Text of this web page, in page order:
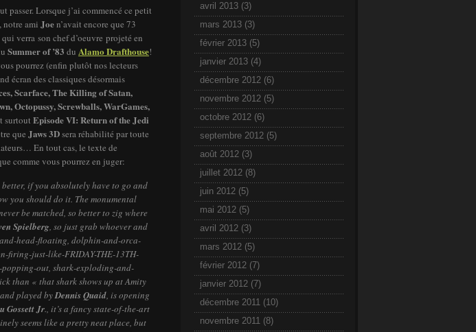
passer. Lorsque j’ai commencé ce petit
, notre ami Joen’avait encore que 73
verra son chef d’oeuvre projeté en
Summer of ’83 du Alamo Drafthouse!
pourrez (enfin plutôt nos lecteurs
écran des classiques désormais
,Scarface,The Killing of Satan,
,Octopussy,Screwballs,WarGames,
surtout Episode VI: Return of the Jedi
que Jaws 3Dsera réhabilité par toute
En tout cas, le texte de
comme vous pourrez en juger:
if you absolutely have to go and
you should do it. The monumental
be matched, so better to zig where
Spielberg, so just grab whoever and
head-floating, dolphin-and-orca-
firing-just-like-FRIDAY-THE-13TH-
popping-out, shark-exploding-and-
than « that shark shows up at Amity
played byDennis Quaid, is opening
Gossett Jr., it’s a fancy state-of-the-art
seems like a pretty neat place, but
avril 2013 (3)
mars 2013 (3)
février 2013 (5)
janvier 2013 (4)
décembre 2012 (6)
novembre 2012 (5)
octobre 2012 (6)
septembre 2012 (5)
août 2012 (3)
juillet 2012 (8)
juin 2012 (5)
mai 2012 (5)
avril 2012 (3)
mars 2012 (5)
février 2012 (7)
janvier 2012 (7)
décembre 2011 (10)
novembre 2011 (8)